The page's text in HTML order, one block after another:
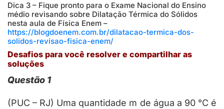
Dica 3 – Fique pronto para o Exame Nacional do Ensino
médio revisando sobre Dilatação Térmica do Sólidos
nesta aula de Física Enem –
https://blogdoenem.com.br/dilatacao-termica-dos-
solidos-revisao-fisica-enem/
Desafios para você resolver e compartilhar as
soluções
Questão 1
(PUC – RJ) Uma quantidade m de água a 90 °C é